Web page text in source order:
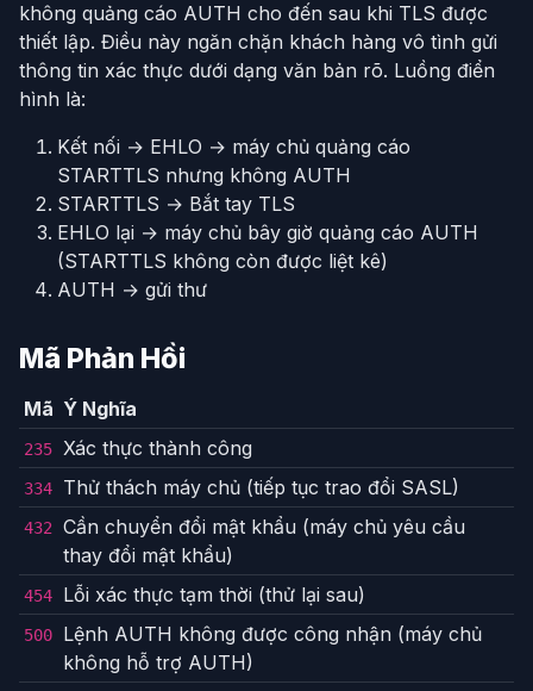
không quảng cáo AUTH cho đến sau khi TLS được
thiết lập. Điều này ngăn chặn khách hàng vô tình gửi
thông tin xác thực dưới dạng văn bản rõ. Luồng điển
hình là:
Kết nối → EHLO → máy chủ quảng cáo
STARTTLS nhưng không AUTH
STARTTLS → Bắt tay TLS
EHLO lại → máy chủ bây giờ quảng cáo AUTH
(STARTTLS không còn được liệt kê)
AUTH → gửi thư
Mã Phản Hồi
Mã Ý Nghĩa
235 Xác thực thành công
334 Thử thách máy chủ (tiếp tục trao đổi SASL)
432 Cần chuyển đổi mật khẩu (máy chủ yêu cầu
thay đổi mật khẩu)
454 Lỗi xác thực tạm thời (thử lại sau)
500
Lệnh AUTH không được công nhận (máy chủ
không hỗ trợ AUTH)